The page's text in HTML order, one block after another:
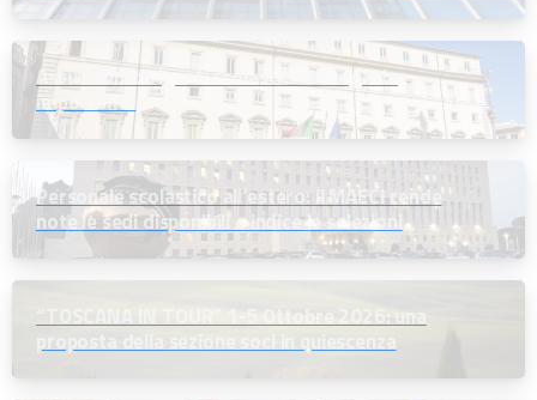
Assunzioni dirigenti scolastici: un segnale
importante
Personale scolastico all’estero: il MAECI rende
note le sedi disponibili e indice le selezioni